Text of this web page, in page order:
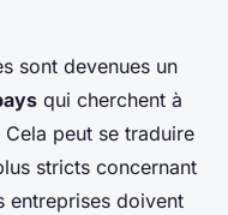
sont devenues un
qui cherchent à
peut se traduire
stricts concernant
entreprises doivent